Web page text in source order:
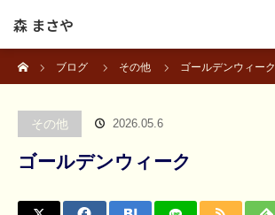
森 まさや
ブログ
その他 ゴールデンウィーク
その他 2026.05.6
ゴールデンウィーク